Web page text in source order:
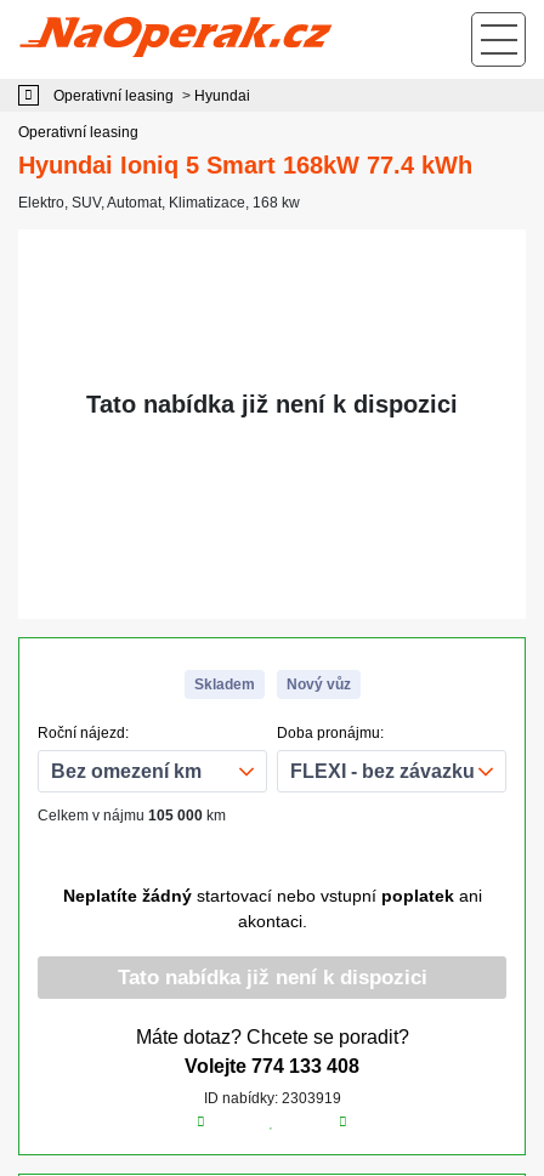
Operativní leasing Hyundai Ioniq 5 Smart 168kW 77.4 kWh
Operativní leasing > Hyundai
Operativní leasing
Hyundai Ioniq 5 Smart 168kW 77.4 kWh
Elektro, SUV,Automat, Klimatizace, 168 kw
Skladem Nový vůz
Roční nájezd:
Celkem v nájmu 105 000 km
Doba pronájmu:
Neplatíte žádnýstartovací nebo vstupní poplatekani
akontaci.
Tato nabídka již není k dispozici
Máte dotaz? Chcete se poradit?
Volejte 774 133 408
ID nabídky: 2303919